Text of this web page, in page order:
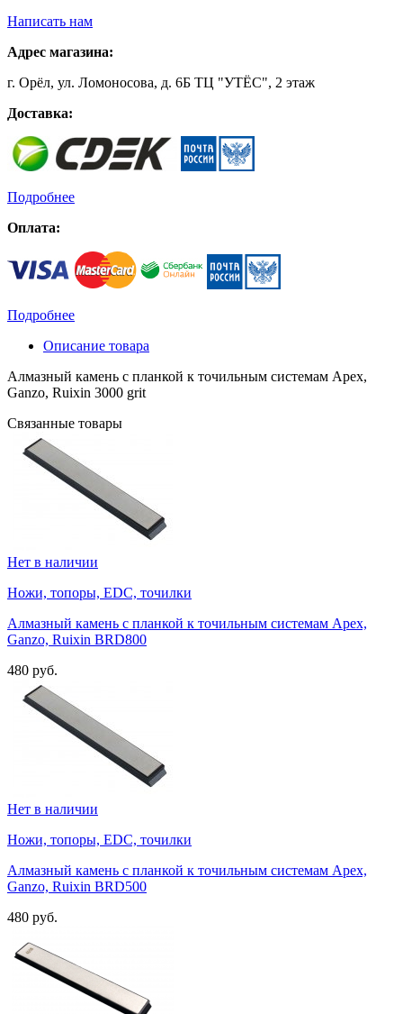
Написать нам
Адрес магазина:
г. Орёл, ул. Ломоносова, д. 6Б ТЦ "УТЁС", 2 этаж
Доставка:
Подробнее
Оплата:
Подробнее
Описание товара
Алмазный камень с планкой к точильным системам Apex,
Ganzo, Ruixin 3000 grit
Связанные товары
Нет в наличии
Ножи, топоры, EDC, точилки
Алмазный камень с планкой к точильным системам Apex,
Ganzo, Ruixin BRD800
480 руб.
Нет в наличии
Ножи, топоры, EDC, точилки
Алмазный камень с планкой к точильным системам Apex,
Ganzo, Ruixin BRD500
480 руб.